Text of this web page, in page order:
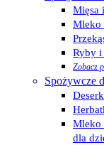
Mięsa
Mleko
Ryby i
Zobacz
Spożywcze
Mleko
dla